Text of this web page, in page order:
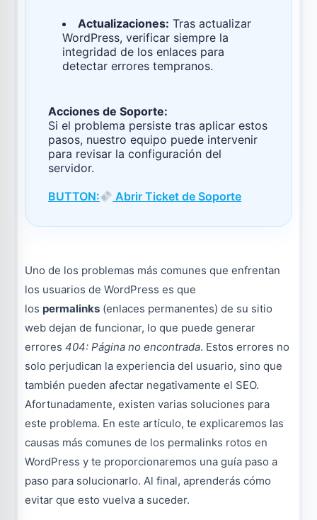
Actualizaciones: Tras actualizar
WordPress, verificar siempre la
integridad de los enlaces para
detectar errores tempranos.
Acciones de Soporte:
Si el problema persiste tras aplicar estos
pasos, nuestro equipo puede intervenir
para revisar la configuración del
servidor.
BUTTON:
Abrir Ticket de Soporte
Uno de los problemas más comunes que enfrentan
los usuarios de WordPress es que
los permalinks (enlaces permanentes) de su sitio
web dejan de funcionar, lo que puede generar
errores 404: Página no encontrada. Estos errores no
solo perjudican la experiencia del usuario, sino que
también pueden afectar negativamente el SEO.
Afortunadamente, existen varias soluciones para
este problema. En este artículo, te explicaremos las
causas más comunes de los permalinks rotos en
WordPress y te proporcionaremos una guía paso a
paso para solucionarlo. Al final, aprenderás cómo
evitar que esto vuelva a suceder.